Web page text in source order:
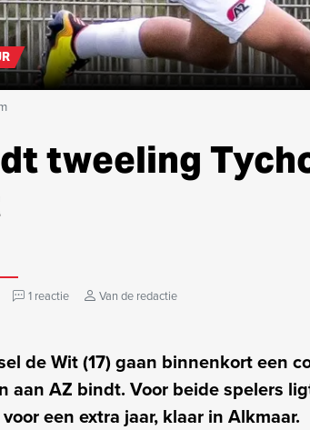
tweeling
1 reactie Van de redactie
de Wit (17) gaan binnenkort een
aan AZ bindt. Voor beide spelers
een extra jaar, klaar in Alkmaar.